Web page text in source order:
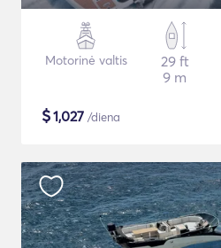
Motorinė valtis
29 ft
9 m
$1,027 /diena